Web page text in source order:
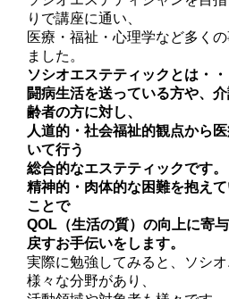
りで講座に通い、
医療・福祉・心理学など多く
ました。
ソシオエステティックとは・・
闘病生活を送っている方や、
齢者の方に対し、
人道的・社会福祉的観点から
いて行う
総合的なエステティックです。
精神的・肉体的な困難を抱え
ことで
QOL（生活の質）の向上に寄
戻すお手伝いをします。
実際に勉強してみると、ソシ
様々な分野があり、